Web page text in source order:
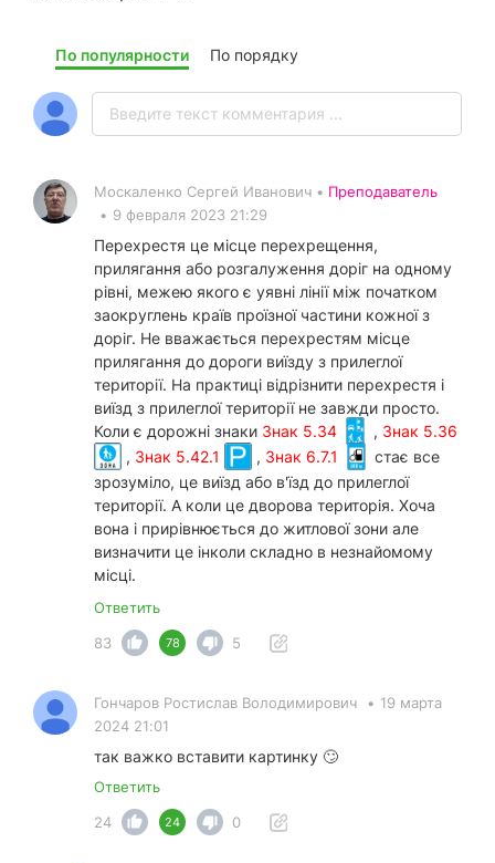
По популярности По порядку
Москаленко Сергей Иванович • Преподаватель
• 9 февраля 2023 21:29
Перехрестя це місце перехрещення,
прилягання або розгалуження доріг на одному
рівні, межею якого є уявні лінії між початком
заокруглень країв проїзної частини кожної з
доріг. Не вважається перехрестям місце
прилягання до дороги виїзду з прилеглої
території. На практиці відрізнити перехрестя і
виїзд з прилеглої території не завжди просто.
Коли є дорожні знаки Знак 5.34 , Знак 5.36
, Знак 5.42.1 , Знак 6.7.1
стає все
зрозуміло, це виїзд або в'їзд до прилеглої
території. А коли це дворова територія. Хоча
вона і прирівнюється до житлової зони але
визначити це інколи складно в незнайомому
місці.
Ответить
83
78 5
Гончаров Ростислав Володимирович • 19 марта
2024 21:01
так важко вставити картинку 🙄
Ответить
24
24 0